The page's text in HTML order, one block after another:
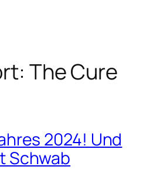
The Cure
2024! Und
Schwab